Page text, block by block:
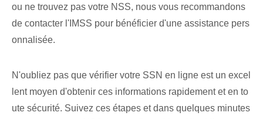
ou ne trouvez pas votre NSS, nous vous recommandons
de contacter l'IMSS pour bénéficier d'une assistance pers
onnalisée.
N'oubliez pas que vérifier votre SSN en ligne est un excel
lent moyen d'obtenir ces informations rapidement et en to
ute sécurité. Suivez ces étapes et dans quelques minutes